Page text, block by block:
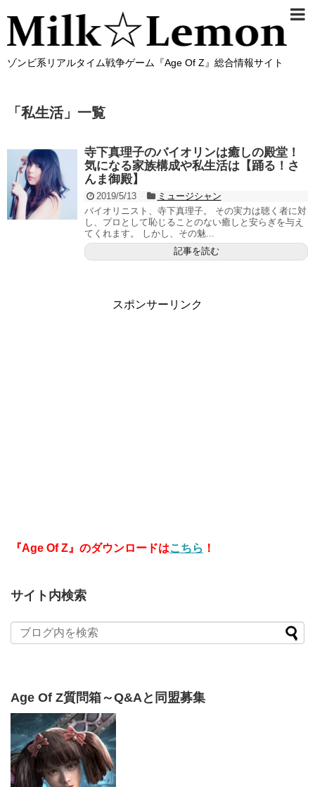
ゾンビ系リアルタイム戦争ゲーム『Age Of Z』総合情報サイト
「 私生活」 一覧
寺下真理子のバイオリンは癒しの殿堂！
気になる家族構成や私生活は【踊る！さ
んま御殿】
2019/5/13
ミュージシャン
バイオリニスト、寺下真理子。 その実力は聴く者に対
し、プロとして恥じることのない癒しと安らぎを与え
てくれます。 しかし、その魅...
記事を読む
スポンサーリンク
『Age Of Z』のダウンロードはこちら ！
サイト内検索
Age Of Z質問箱～Q&Aと同盟募集